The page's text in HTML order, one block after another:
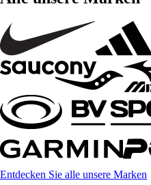
Entdecken Sie alle unsere Marken